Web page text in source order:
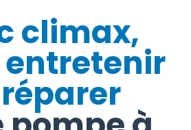
climax,